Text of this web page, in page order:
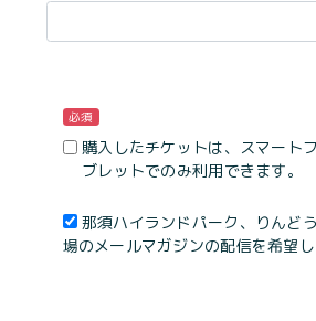
必須
購入したチケットは、スマート
ブレットでのみ利用できます。
那須ハイランドパーク、りんど
場のメールマガジンの配信を希望し